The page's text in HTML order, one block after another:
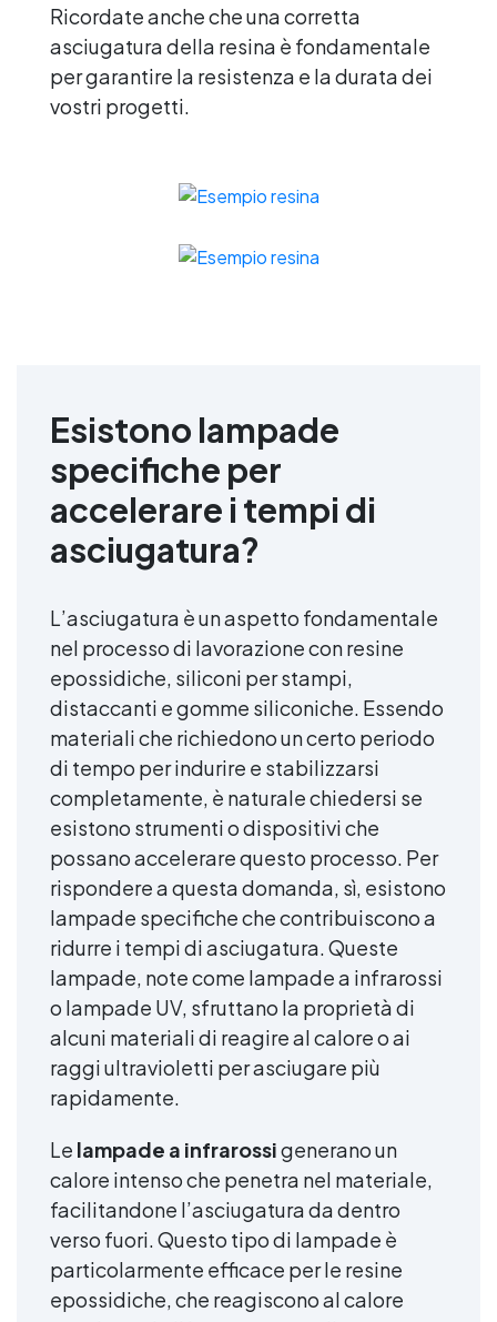
Ricordate anche che una corretta
asciugatura della resina è fondamentale
per garantire la resistenza e la durata dei
vostri progetti.
Esistono lampade
specifiche per
accelerare i tempi di
asciugatura?
L’asciugatura è un aspetto fondamentale
nel processo di lavorazione con resine
epossidiche, siliconi per stampi,
distaccanti e gomme siliconiche. Essendo
materiali che richiedono un certo periodo
di tempo per indurire e stabilizzarsi
completamente, è naturale chiedersi se
esistono strumenti o dispositivi che
possano accelerare questo processo. Per
rispondere a questa domanda, sì, esistono
lampade specifiche che contribuiscono a
ridurre i tempi di asciugatura. Queste
lampade, note come lampade a infrarossi
o lampade UV, sfruttano la proprietà di
alcuni materiali di reagire al calore o ai
raggi ultravioletti per asciugare più
rapidamente.
Le lampade a infrarossigenerano un
calore intenso che penetra nel materiale,
facilitandone l’asciugatura da dentro
verso fuori. Questo tipo di lampade è
particolarmente efficace per le resine
epossidiche, che reagiscono al calore